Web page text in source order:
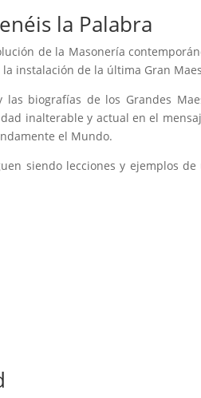
la Palabra
de la Masonería
instalación de la última Gran
biografías de los Grandes
inalterable y actual en el
el Mundo.
siendo lecciones y ejemplos